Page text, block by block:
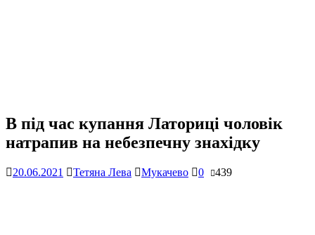
В під час купання Латориці чоловік
натрапив на небезпечну знахідку
20.06.2021 Тетяна Лева Мукачево 0 439